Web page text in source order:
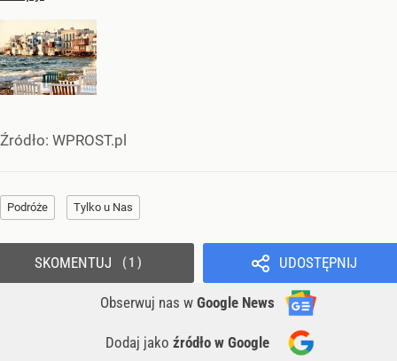
Źródło: WPROST.pl
Podróże Tylko u Nas
UDOSTĘPNIJ
Obserwuj nas w Google News
Dodaj jako źródło w Google
SKOMENTUJ 1